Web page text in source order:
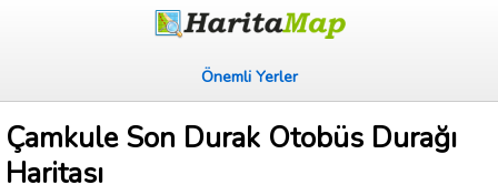
Önemli Yerler
Çamkule Son Durak Otobüs Durağı
Haritası